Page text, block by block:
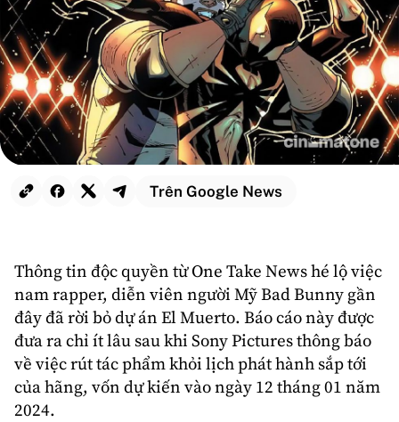
Trên Google News
Thông tin độc quyền từ One Take News hé lộ việc
nam rapper, diễn viên người MỹBad Bunny gần
đây đã rời bỏ dự án El Muerto. Báo cáo này được
đưa ra chỉ ít lâu sau khi Sony Picturesthông báo
về việc rút tác phẩm khỏi lịch phát hành sắp tới
của hãng, vốn dự kiến vào ngày 12 tháng 01 năm
2024.